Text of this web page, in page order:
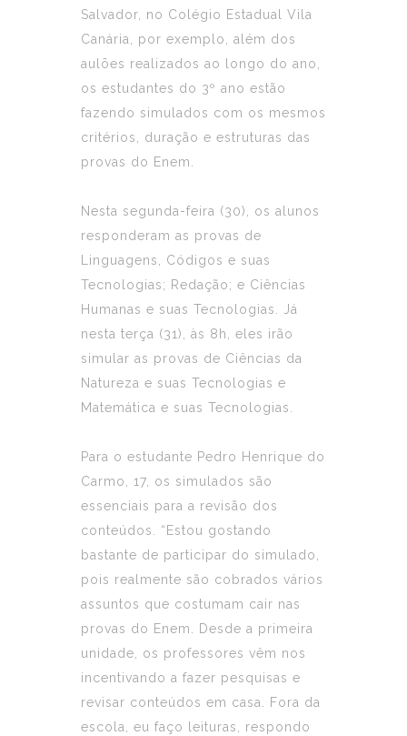
Salvador, no Colégio Estadual Vila
Canária, por exemplo, além dos
aulões realizados ao longo do ano,
os estudantes do 3º ano estão
fazendo simulados com os mesmos
critérios, duração e estruturas das
provas do Enem.
Nesta segunda-feira (30), os alunos
responderam as provas de
Linguagens, Códigos e suas
Tecnologias; Redação; e Ciências
Humanas e suas Tecnologias. Já
nesta terça (31), às 8h, eles irão
simular as provas de Ciências da
Natureza e suas Tecnologias e
Matemática e suas Tecnologias.
Para o estudante Pedro Henrique do
Carmo, 17, os simulados são
essenciais para a revisão dos
conteúdos. “Estou gostando
bastante de participar do simulado,
pois realmente são cobrados vários
assuntos que costumam cair nas
provas do Enem. Desde a primeira
unidade, os professores vêm nos
incentivando a fazer pesquisas e
revisar conteúdos em casa. Fora da
escola, eu faço leituras, respondo